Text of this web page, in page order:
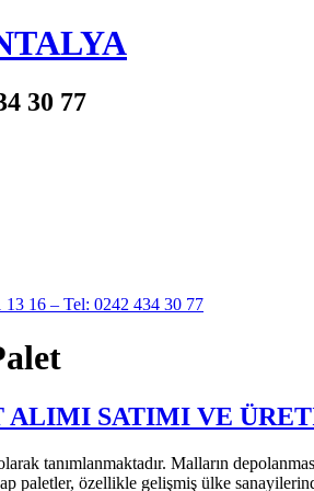
30 77
ALIMI SATIMI VE
tanımlanmaktadır. Malların
paletler, özellikle gelişmiş ülke